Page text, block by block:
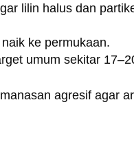
lilin halus dan
ke permukaan.
umum sekitar
agresif agar